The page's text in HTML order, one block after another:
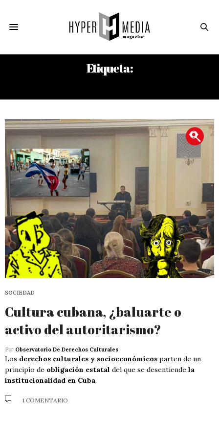
Etiqueta:
SOCIEDAD
Cultura cubana, ¿baluarte o
activo del autoritarismo?
Por Observatorio De Derechos Culturales
Los derechos culturales y socioeconómicos parten de un
principio de obligación estatal del que se desentiende la
institucionalidad en Cuba.
1 COMENTARIO